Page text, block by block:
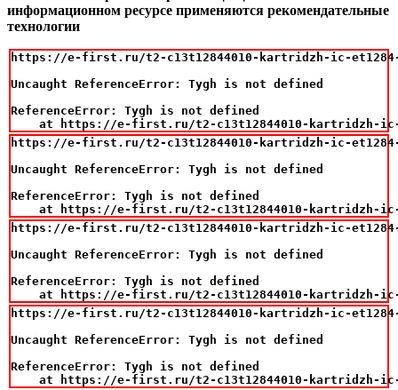
информационном ресурсе применяются рекомендательные
технологии
https://e-first.ru/t2-c13t12844010-kartridzh-ic-et1284-
Uncaught ReferenceError: Tygh is not defined
ReferenceError: Tygh is not defined
at https://e-first.ru/t2-c13t12844010-kartridzh-
https://e-first.ru/t2-c13t12844010-kartridzh-ic-et1284-
Uncaught ReferenceError: Tygh is not defined
ReferenceError: Tygh is not defined
at https://e-first.ru/t2-c13t12844010-kartridzh-
https://e-first.ru/t2-c13t12844010-kartridzh-ic-et1284-
Uncaught ReferenceError: Tygh is not defined
ReferenceError: Tygh is not defined
at https://e-first.ru/t2-c13t12844010-kartridzh-
https://e-first.ru/t2-c13t12844010-kartridzh-ic-et1284-
Uncaught ReferenceError: Tygh is not defined
ReferenceError: Tygh is not defined
at https://e-first.ru/t2-c13t12844010-kartridzh-